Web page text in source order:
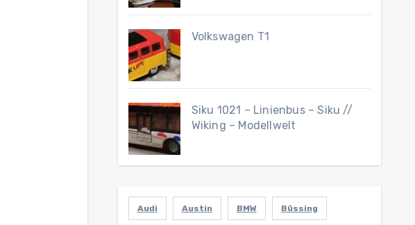
Volkswagen T1
Siku 1021 – Linienbus – Siku //
Wiking – Modellwelt
Audi Austin BMW Büssing